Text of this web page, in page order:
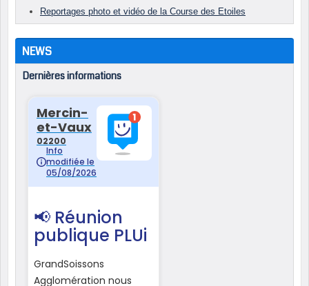
Reportages photo et vidéo de la Course des Etoiles
NEWS
Dernières informations